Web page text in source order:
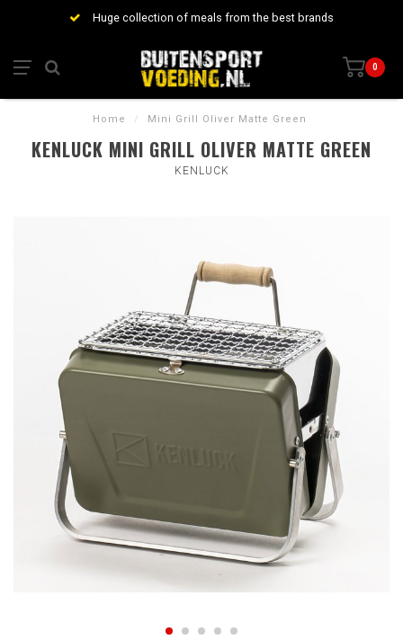
Huge collection of meals from the best brands
0
Home / Mini Grill Oliver Matte Green
KENLUCK MINI GRILL OLIVER MATTE GREEN
KENLUCK